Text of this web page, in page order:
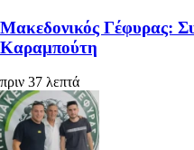
Μακεδονικός Γέφυρας:
Καραμπούτη
πριν 37 λεπτά